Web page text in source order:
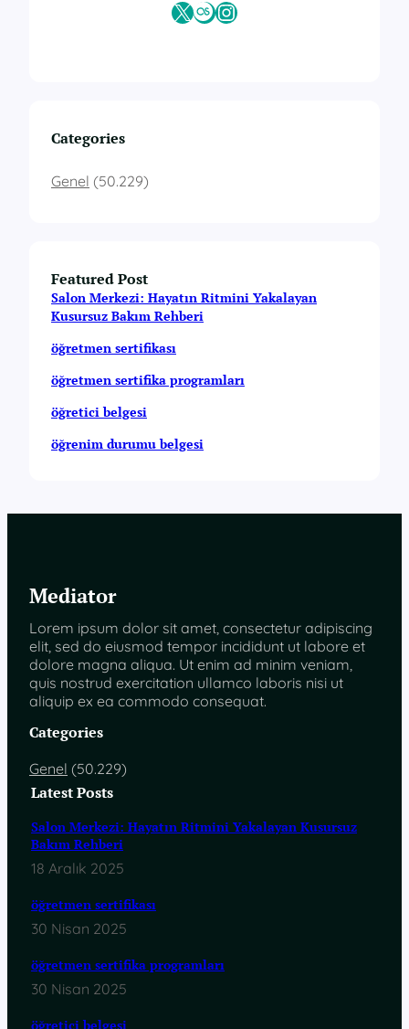
X Last.fmInstagram
Categories
Genel (50.229)
Featured Post
Salon Merkezi: Hayatın Ritmini Yakalayan
Kusursuz Bakım Rehberi
öğretmen sertifikası
öğretmen sertifika programları
öğretici belgesi
öğrenim durumu belgesi
Mediator
Lorem ipsum dolor sit amet, consectetur adipiscing
elit, sed do eiusmod tempor incididunt ut labore et
dolore magna aliqua. Ut enim ad minim veniam,
quis nostrud exercitation ullamco laboris nisi ut
aliquip ex ea commodo consequat.
Categories
Genel (50.229)
Latest Posts
Salon Merkezi: Hayatın Ritmini Yakalayan Kusursuz
Bakım Rehberi
18 Aralık 2025
öğretmen sertifikası
30 Nisan 2025
öğretmen sertifika programları
30 Nisan 2025
öğretici belgesi